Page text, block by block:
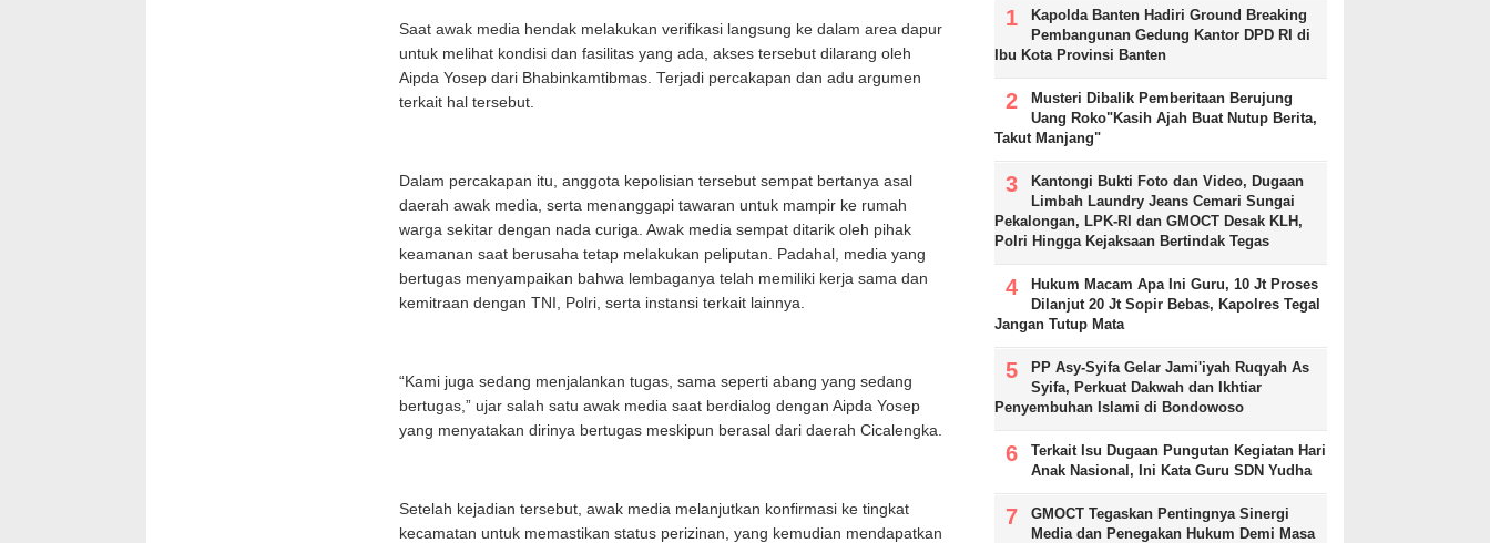
Saat awak media hendak melakukan verifikasi langsung ke dalam area dapur
untuk melihat kondisi dan fasilitas yang ada, akses tersebut dilarang oleh
Aipda Yosep dari Bhabinkamtibmas. Terjadi percakapan dan adu argumen
terkait hal tersebut.
Dalam percakapan itu, anggota kepolisian tersebut sempat bertanya asal
daerah awak media, serta menanggapi tawaran untuk mampir ke rumah
warga sekitar dengan nada curiga. Awak media sempat ditarik oleh pihak
keamanan saat berusaha tetap melakukan peliputan. Padahal, media yang
bertugas menyampaikan bahwa lembaganya telah memiliki kerja sama dan
kemitraan dengan TNI, Polri, serta instansi terkait lainnya.
“Kami juga sedang menjalankan tugas, sama seperti abang yang sedang
bertugas,” ujar salah satu awak media saat berdialog dengan Aipda Yosep
yang menyatakan dirinya bertugas meskipun berasal dari daerah Cicalengka.
Setelah kejadian tersebut, awak media melanjutkan konfirmasi ke tingkat
kecamatan untuk memastikan status perizinan, yang kemudian mendapatkan
Kapolda Banten Hadiri Ground Breaking
Pembangunan Gedung Kantor DPD RI di
Ibu Kota Provinsi Banten
Musteri Dibalik Pemberitaan Berujung
Uang Roko"Kasih Ajah Buat Nutup Berita,
Takut Manjang"
Kantongi Bukti Foto dan Video, Dugaan
Limbah Laundry Jeans Cemari Sungai
Pekalongan, LPK-RI dan GMOCT Desak KLH,
Polri Hingga Kejaksaan Bertindak Tegas
Hukum Macam Apa Ini Guru, 10 Jt Proses
Dilanjut 20 Jt Sopir Bebas, Kapolres Tegal
Jangan Tutup Mata
PP Asy-Syifa Gelar Jami'iyah Ruqyah As
Syifa, Perkuat Dakwah dan Ikhtiar
Penyembuhan Islami di Bondowoso
Terkait Isu Dugaan Pungutan Kegiatan Hari
Anak Nasional, Ini Kata Guru SDN Yudha
GMOCT Tegaskan Pentingnya Sinergi
Media dan Penegakan Hukum Demi Masa